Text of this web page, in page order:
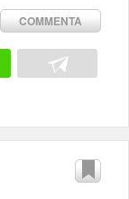
COMMENTA